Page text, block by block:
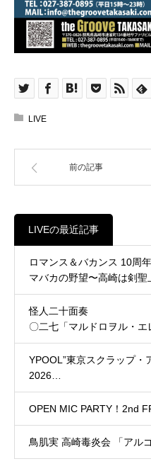
LIVE
前の記事
LIVEの最近記事
ロマンス＆バカンス 10周
マバカの野望〜高崎は剣聖
怪人二十面奏 単独
〇二七「マルドロヲル・エ
YPOOL”東京スクラップ・
2026…
OPEN MIC PARTY！2nd
鳥肌実 高崎毒炎会 「アル